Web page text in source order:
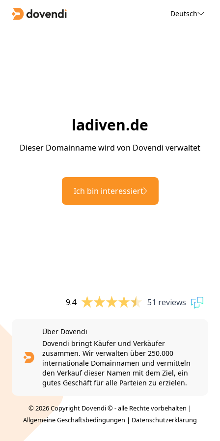
Deutsch
ladiven.de
Dieser Domainname wird von Dovendi verwaltet
Ich bin interessiert
9.4 51 reviews
Über Dovendi
Dovendi bringt Käufer und Verkäufer
zusammen. Wir verwalten über 250.000
internationale Domainnamen und vermitteln
den Verkauf dieser Namen mit dem Ziel, ein
gutes Geschäft für alle Parteien zu erzielen.
© 2026 Copyright Dovendi © - alle Rechte vorbehalten |
Allgemeine Geschäftsbedingungen | Datenschutzerklärung